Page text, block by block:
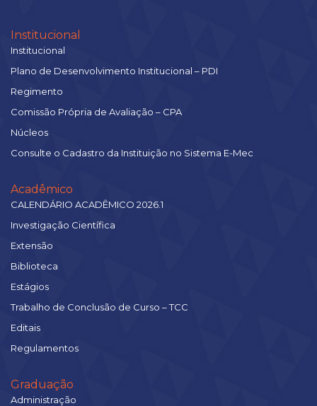
Institucional
Institucional
Plano de Desenvolvimento Institucional – PDI
Regimento
Comissão Própria de Avaliação – CPA
Núcleos
Consulte o Cadastro da Instituição no Sistema E-Mec
Acadêmico
CALENDÁRIO ACADÊMICO 2026.1
Investigação Científica
Extensão
Biblioteca
Estágios
Trabalho de Conclusão de Curso – TCC
Editais
Regulamentos
Graduação
Administração